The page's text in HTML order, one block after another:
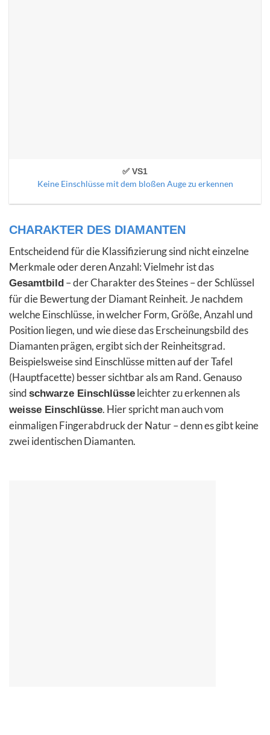
✅ VS1
Keine Einschlüsse mit dem bloßen Auge zu erkennen
CHARAKTER DES DIAMANTEN
Entscheidend für die Klassifizierung sind nicht einzelne
Merkmale oder deren Anzahl: Vielmehr ist das
Gesamtbild – der Charakter des Steines – der Schlüssel
für die Bewertung der Diamant Reinheit. Je nachdem
welche Einschlüsse, in welcher Form, Größe, Anzahl und
Position liegen, und wie diese das Erscheinungsbild des
Diamanten prägen, ergibt sich der Reinheitsgrad.
Beispielsweise sind Einschlüsse mitten auf der Tafel
(Hauptfacette) besser sichtbar als am Rand. Genauso
sind schwarze Einschlüsse leichter zu erkennen als
weisse Einschlüsse. Hier spricht man auch vom
einmaligen Fingerabdruck der Natur – denn es gibt keine
zwei identischen Diamanten.